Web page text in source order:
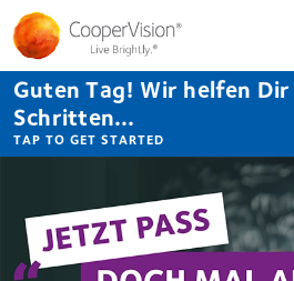
Direkt
zum
Inhalt
Guten Tag! Wir helfen
Schritten...
TAP TO GET STARTED
CooperVision
Germany